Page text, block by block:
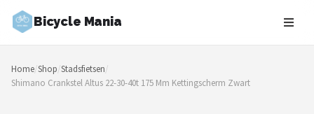
Bicycle Mania
Zoeken
NAVIGATIE
Home/Shop/Stadsfietsen/
Shimano Crankstel Altus 22-30-40t 175 Mm Kettingscherm Zwart